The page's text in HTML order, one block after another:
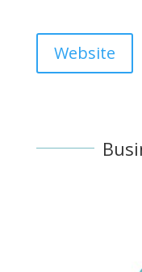
Website